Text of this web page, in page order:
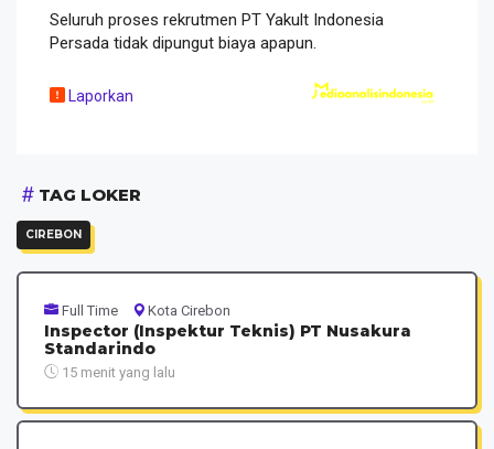
Seluruh proses rekrutmen PT Yakult Indonesia
Persada tidak dipungut biaya apapun.
Laporkan
TAG LOKER
CIREBON
Full Time Kota Cirebon
Inspector (Inspektur Teknis) PT Nusakura
Standarindo
15 menit yang lalu